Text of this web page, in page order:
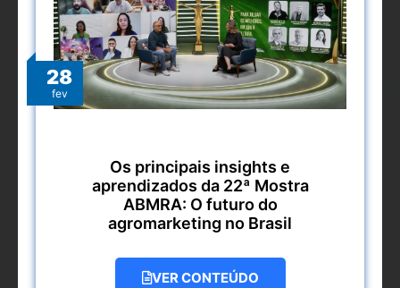
28
fev
Os principais insights e
aprendizados da 22ª Mostra
ABMRA: O futuro do
agromarketing no Brasil
VER CONTEÚDO